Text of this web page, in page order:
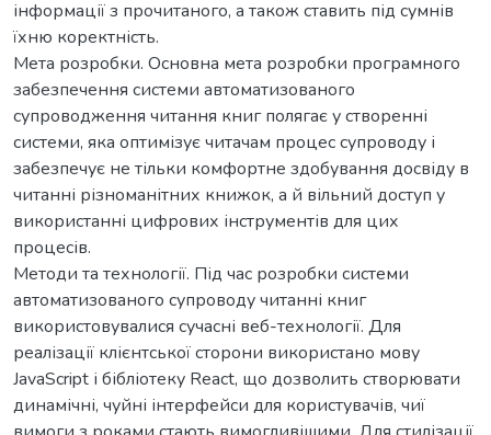
інформації з прочитаного, а також ставить під сумнів
їхню коректність.
Мета розробки. Основна мета розробки програмного
забезпечення системи автоматизованого
супроводження читання книг полягає у створенні
системи, яка оптимізує читачам процес супроводу і
забезпечує не тільки комфортне здобування досвіду в
читанні різноманітних книжок, а й вільний доступ у
використанні цифрових інструментів для цих
процесів.
Методи та технології. Під час розробки системи
автоматизованого супроводу читанні книг
використовувалися сучасні веб-технології. Для
реалізації клієнтської сторони використано мову
JavaScript і бібліотеку React, що дозволить створювати
динамічні, чуйні інтерфейси для користувачів, чиї